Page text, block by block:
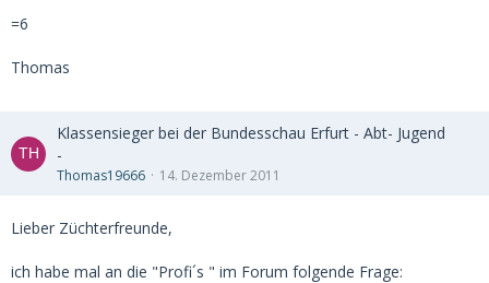
=6
Thomas
Klassensieger bei der Bundesschau Erfurt - Abt- Jugend
-
Thomas19666 14. Dezember 2011
Lieber Züchterfreunde,
ich habe mal an die "Profi´s " im Forum folgende Frage: